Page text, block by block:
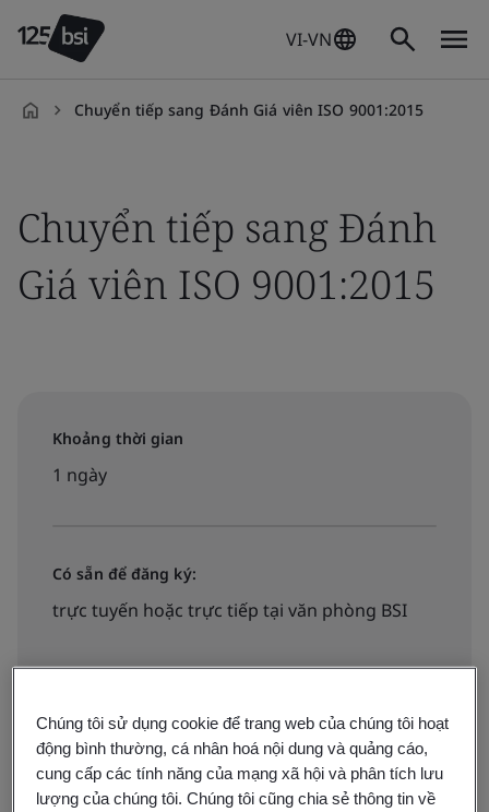
VI-VN
Chuyển tiếp sang Đánh Giá viên ISO 9001:2015
Chuyển tiếp sang Đánh
Giá viên ISO 9001:2015
Khoảng thời gian
1 ngày
Có sẵn để đăng ký:
trực tuyến hoặc trực tiếp tại văn phòng BSI
Vui lòng lưu ý
Hiểu biết các yêu cầu của tiêu chuẩn ISO
9001:2015là điều kiện tiên quyết cho khóa học này
Chúng tôi sử dụng cookie để trang web của chúng tôi hoạt
động bình thường, cá nhân hoá nội dung và quảng cáo,
cung cấp các tính năng của mạng xã hội và phân tích lưu
lượng của chúng tôi. Chúng tôi cũng chia sẻ thông tin về